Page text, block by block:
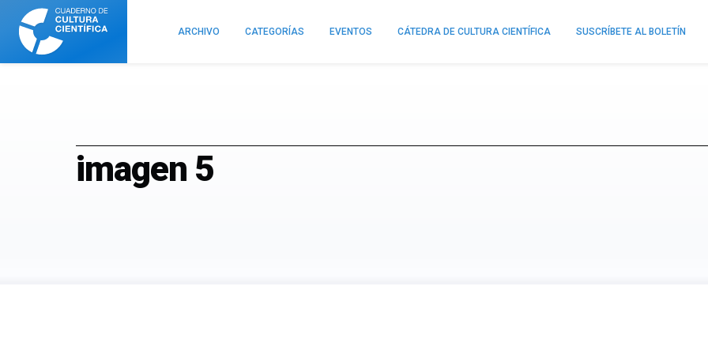
Cuaderno
Cultura
Científica
ARCHIVO CATEGORÍAS EVENTOS CÁTEDRA DE CULTURA CIENTÍFICA SUSCRÍBETE AL BOLETÍN
imagen 5